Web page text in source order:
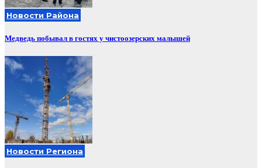
Новости Района
Медведь побывал в гостях у чистоозерских малышей
Новости Региона